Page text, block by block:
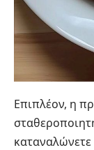
Επιπλέον, η